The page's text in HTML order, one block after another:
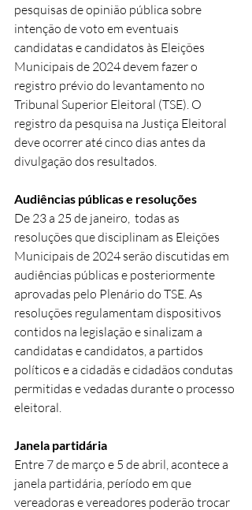
pesquisas de opinião pública sobre
intenção de voto em eventuais
candidatas e candidatos às Eleições
Municipais de 2024 devem fazer o
registro prévio do levantamento no
Tribunal Superior Eleitoral (TSE). O
registro da pesquisa na Justiça Eleitoral
deve ocorrer até cinco dias antes da
divulgação dos resultados.
Audiências públicas e resoluções
De 23 a 25 de janeiro,  todas as
resoluções que disciplinam as Eleições
Municipais de 2024 serão discutidas em
audiências públicas e posteriormente
aprovadas pelo Plenário do TSE. As
resoluções regulamentam dispositivos
contidos na legislação e sinalizam a
candidatas e candidatos, a partidos
políticos e a cidadãs e cidadãos condutas
permitidas e vedadas durante o processo
eleitoral.
Janela partidária
Entre 7 de março e 5 de abril, acontece a
janela partidária, período em que
vereadoras e vereadores poderão trocar